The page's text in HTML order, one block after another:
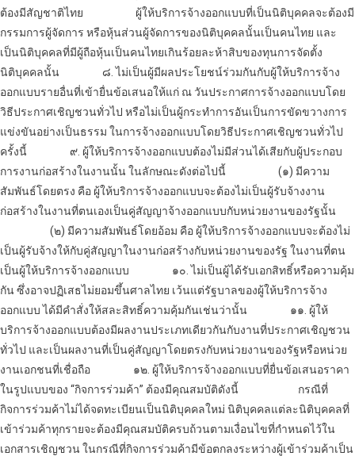
ต้องมีสัญชาติไทย
ผู้ให้บริการจ้างออกแบบที่เป็นนิติบุคคลจะต้องมี
กรรมการผู้จัดการ หรือหุ้นส่วนผู้จัดการของนิติบุคคลนั้นเป็นคนไทย และ
เป็นนิติบุคคลที่มีผู้ถือหุ้นเป็นคนไทยเกินร้อยละห้าสิบของทุนการจัดตั้ง
นิติบุคคลนั้น
๘. ไม่เป็นผู้มีผลประโยชน์ร่วมกันกับผู้ให้บริการจ้าง
ออกแบบรายอื่นที่เข้ายื่นข้อเสนอให้แก่ ณ วันประกาศการจ้างออกแบบโดย
วิธีประกาศเชิญชวนทั่วไป หรือไม่เป็นผู้กระทำการอันเป็นการขัดขวางการ
แข่งขันอย่างเป็นธรรม ในการจ้างออกแบบโดยวิธีประกาศเชิญชวนทั่วไป
ครั้งนี้
๙. ผู้ให้บริการจ้างออกแบบต้องไม่มีส่วนได้เสียกับผู้ประกอบ
การงานก่อสร้างในงานนั้น ในลักษณะดังต่อไปนี้
(๑) มีความ
สัมพันธ์โดยตรง คือ ผู้ให้บริการจ้างออกแบบจะต้องไม่เป็นผู้รับจ้างงาน
ก่อสร้างในงานที่ตนเองเป็นคู่สัญญาจ้างออกแบบกับหน่วยงานของรัฐนั้น
(๒) มีความสัมพันธ์โดยอ้อม คือ ผู้ให้บริการจ้างออกแบบจะต้องไม่
เป็นผู้รับจ้างให้กับคู่สัญญาในงานก่อสร้างกับหน่วยงานของรัฐ ในงานที่ตน
เป็นผู้ให้บริการจ้างออกแบบ
๑๐. ไม่เป็นผู้ได้รับเอกสิทธิ์หรือความคุ้ม
กัน ซึ่งอาจปฏิเสธไม่ยอมขึ้นศาลไทย เว้นแต่รัฐบาลของผู้ให้บริการจ้าง
ออกแบบได้มีคำสั่งให้สละสิทธิ์ความคุ้มกันเช่นว่านั้น
๑๑. ผู้ให้
บริการจ้างออกแบบต้องมีผลงานประเภทเดียวกันกับงานที่ประกาศเชิญชวน
ทั่วไป และเป็นผลงานที่เป็นคู่สัญญาโดยตรงกับหน่วยงานของรัฐหรือหน่วย
งานเอกชนที่เชื่อถือ
๑๒. ผู้ให้บริการจ้างออกแบบที่ยื่นข้อเสนอราคา
ในรูปแบบของ “กิจการร่วมค้า” ต้องมีคุณสมบัติดังนี้
กรณีที่
กิจการร่วมค้าไม่ได้จดทะเบียนเป็นนิติบุคคลใหม่ นิติบุคคลแต่ละนิติบุคคลที่
เข้าร่วมค้าทุกรายจะต้องมีคุณสมบัติครบถ้วนตามเงื่อนไขที่กำหนดไว้ใน
เอกสารเชิญชวน ในกรณีที่กิจการร่วมค้ามีข้อตกลงระหว่างผู้เข้าร่วมค้าเป็น